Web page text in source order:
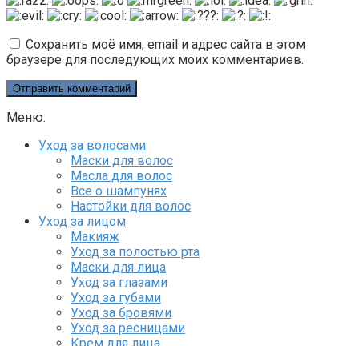
Сохранить моё имя, email и адрес сайта в этом
браузере для последующих моих комментариев.
Меню:
Уход за волосами
Маски для волос
Масла для волос
Все о шампунях
Настойки для волос
Уход за лицом
Макияж
Уход за полостью рта
Маски для лица
Уход за глазами
Уход за губами
Уход за бровями
Уход за ресницами
Крем для лица